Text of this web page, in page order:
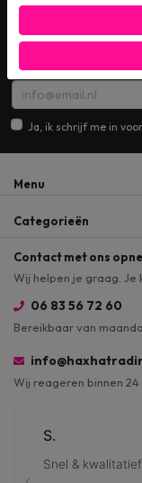
Wil je op
onze
Ja, ik schrijf me in
Menu
Categorieën
Contact met ons
Wij helpen je graag. Je
06 83 56 72 60
Bereikbaar van
Wij reageren binnen 24